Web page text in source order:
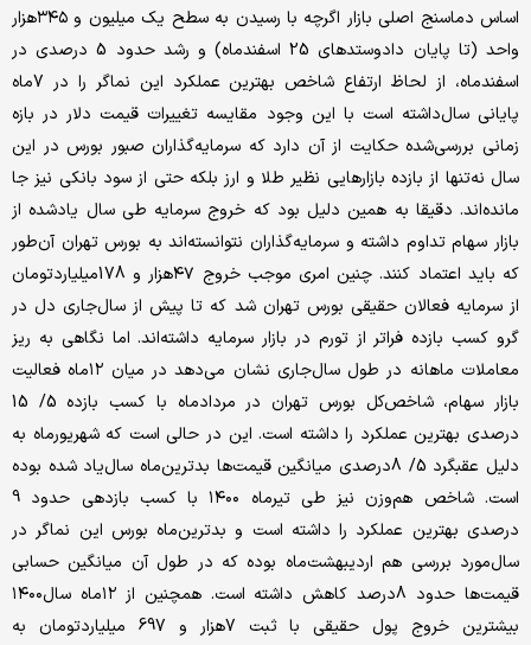
اساس دماسنج اصلی بازار اگرچه با رسیدن به سطح یک میلیون و ۳۴۵‌هزار
واحد (تا پایان دادوستدهای 25 اسفندماه) و رشد حدود 5 درصدی در
اسفندماه، از لحاظ ارتفاع شاخص بهترین عملکرد این نماگر را در 7‌ماه
پایانی سال‌داشته است با این وجود مقایسه تغییرات قیمت دلار در بازه
زمانی بررسی‌شده حکایت از آن دارد که سرمایه‌‌‌‌‌‌گذاران صبور بورس در این
سال‌ نه‌تنها از بازده بازارهایی نظیر طلا و ارز بلکه حتی از سود بانکی نیز جا
مانده‌‌‌‌‌‌اند. دقیقا به همین دلیل بود که خروج سرمایه طی سال ‌یادشده از
بازار سهام تداوم داشته و سرمایه‌‌‌‌‌‌‌گذاران نتوانسته‌‌‌‌‌‌اند به بورس تهران آن‌‌‌‌‌‌طور
که باید اعتماد کنند. چنین امری موجب خروج ۴۷‌هزار و 178میلیارد‌تومان
از سرمایه فعالان حقیقی بورس تهران شد که تا پیش از سال‌جاری دل در
گرو کسب بازده فراتر از تورم در بازار سرمایه داشته‌‌‌‌‌‌‌اند. اما نگاهی به ریز
معاملات ماهانه در طول سال‌جاری نشان می‌‌‌‌‌‌دهد در میان ۱۲‌ماه فعالیت
بازار سهام، شاخص‌کل بورس تهران در مرداد‌ماه با کسب بازده 5/ 15
درصدی بهترین عملکرد را داشته است. این در حالی است که شهریور‌ماه به
دلیل عقبگرد 5/ 8درصدی میانگین قیمت‌‌‌‌‌‌ها بدترین‌ماه سال‌یاد شده بوده
است. شاخص هم‌‌‌‌‌‌وزن نیز طی تیرماه ۱۴۰۰ با کسب بازدهی حدود 9
درصدی بهترین عملکرد را داشته است و بدترین‌ماه بورس این نماگر در
سال‌مورد بررسی هم اردیبهشت‌ماه بوده که در طول آن میانگین حسابی
قیمت‌‌‌‌‌‌‌ها حدود 8‌درصد کاهش داشته است. همچنین از ۱۲‌ماه سال‌۱۴۰۰
بیشترین خروج پول حقیقی با ثبت 7‌هزار و 697 میلیارد‌تومان به